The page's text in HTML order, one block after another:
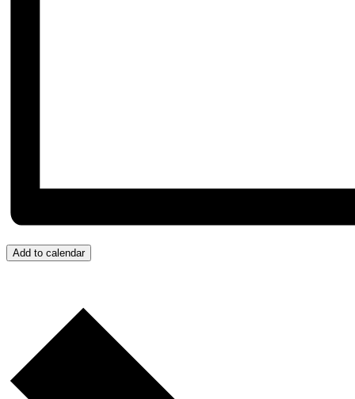
Add to calendar